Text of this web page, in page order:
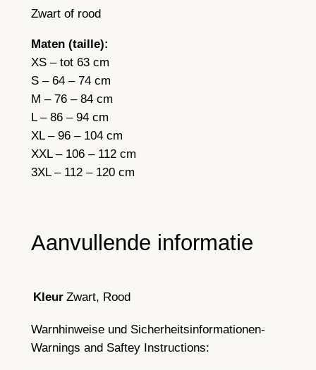
d
a
n
t
a
l
Zwart of rood
Maten (taille):
XS – tot 63 cm
S – 64 – 74 cm
M – 76 – 84 cm
L – 86 – 94 cm
XL – 96 – 104 cm
XXL – 106 – 112 cm
3XL – 112 – 120 cm
Aanvullende informatie
Kleur Zwart, Rood
Warnhinweise und Sicherheitsinformationen-
Warnings and Saftey Instructions: